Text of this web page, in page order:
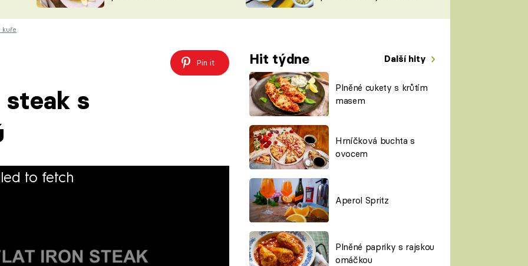
VYCHYTÁVKY
ŠÉFREDAKTORKY
ČASOPIS
kuře
Pin it Hit týdne Další hity
Plněné cukety s krůtím
masem
Hrníčková buchta s
ovocem
Aperol Spritz
Plněné papriky s rajskou
omáčkou
s
to fetch